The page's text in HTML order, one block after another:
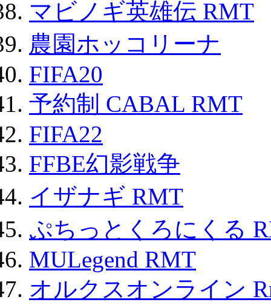
マビノギ英雄伝 RMT
農園ホッコリーナ
FIFA20
予約制 CABAL RMT
FIFA22
FFBE幻影戦争
イザナギ RMT
ぷちっとくろにくる
MULegend RMT
オルクスオンライン